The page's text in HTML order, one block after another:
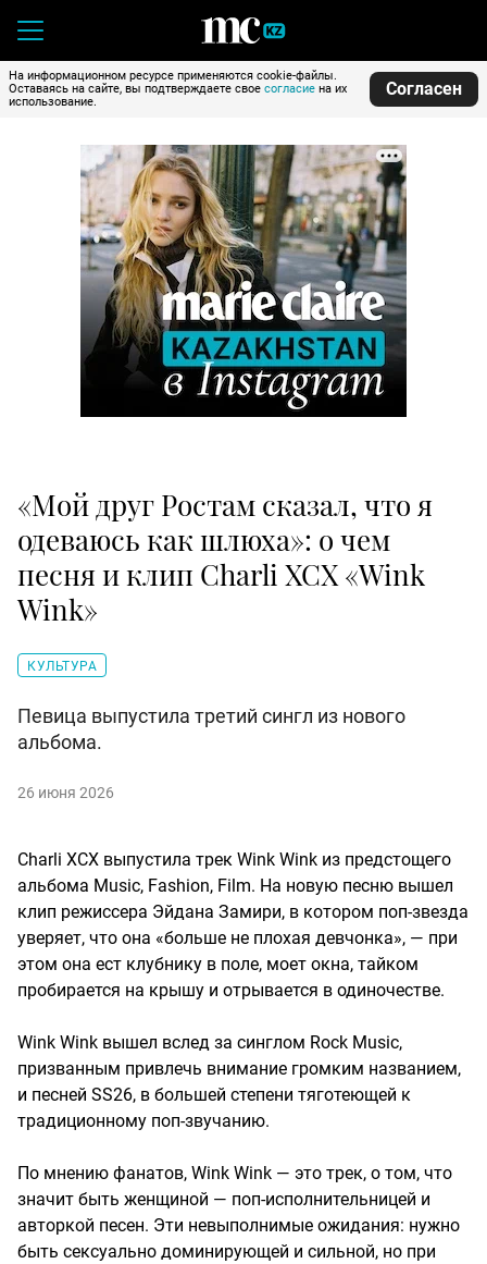
На информационном ресурсе применяются cookie-файлы.
Оставаясь на сайте, вы подтверждаете свое согласие на их
использование.
Согласен
«Мой друг Ростам сказал, что я
одеваюсь как шлюха»: о чем
песня и клип Charli XCX «Wink
Wink»
КУЛЬТУРА
Певица выпустила третий сингл из нового
альбома.
26 июня 2026
Charli XCX выпустила трек Wink Wink из предстощего
альбома Music, Fashion, Film. На новую песню вышел
клип режиссера Эйдана Замири, в котором поп-звезда
уверяет, что она «больше не плохая девчонка», — при
этом она ест клубнику в поле, моет окна, тайком
пробирается на крышу и отрывается в одиночестве.
Wink Wink вышел вслед за синглом Rock Music,
призванным привлечь внимание громким названием,
и песней SS26, в большей степени тяготеющей к
традиционному поп-звучанию.
По мнению фанатов, Wink Wink — это трек, о том, что
значит быть женщиной — поп-исполнительницей и
авторкой песен. Эти невыполнимые ожидания: нужно
быть сексуально доминирующей и сильной, но при